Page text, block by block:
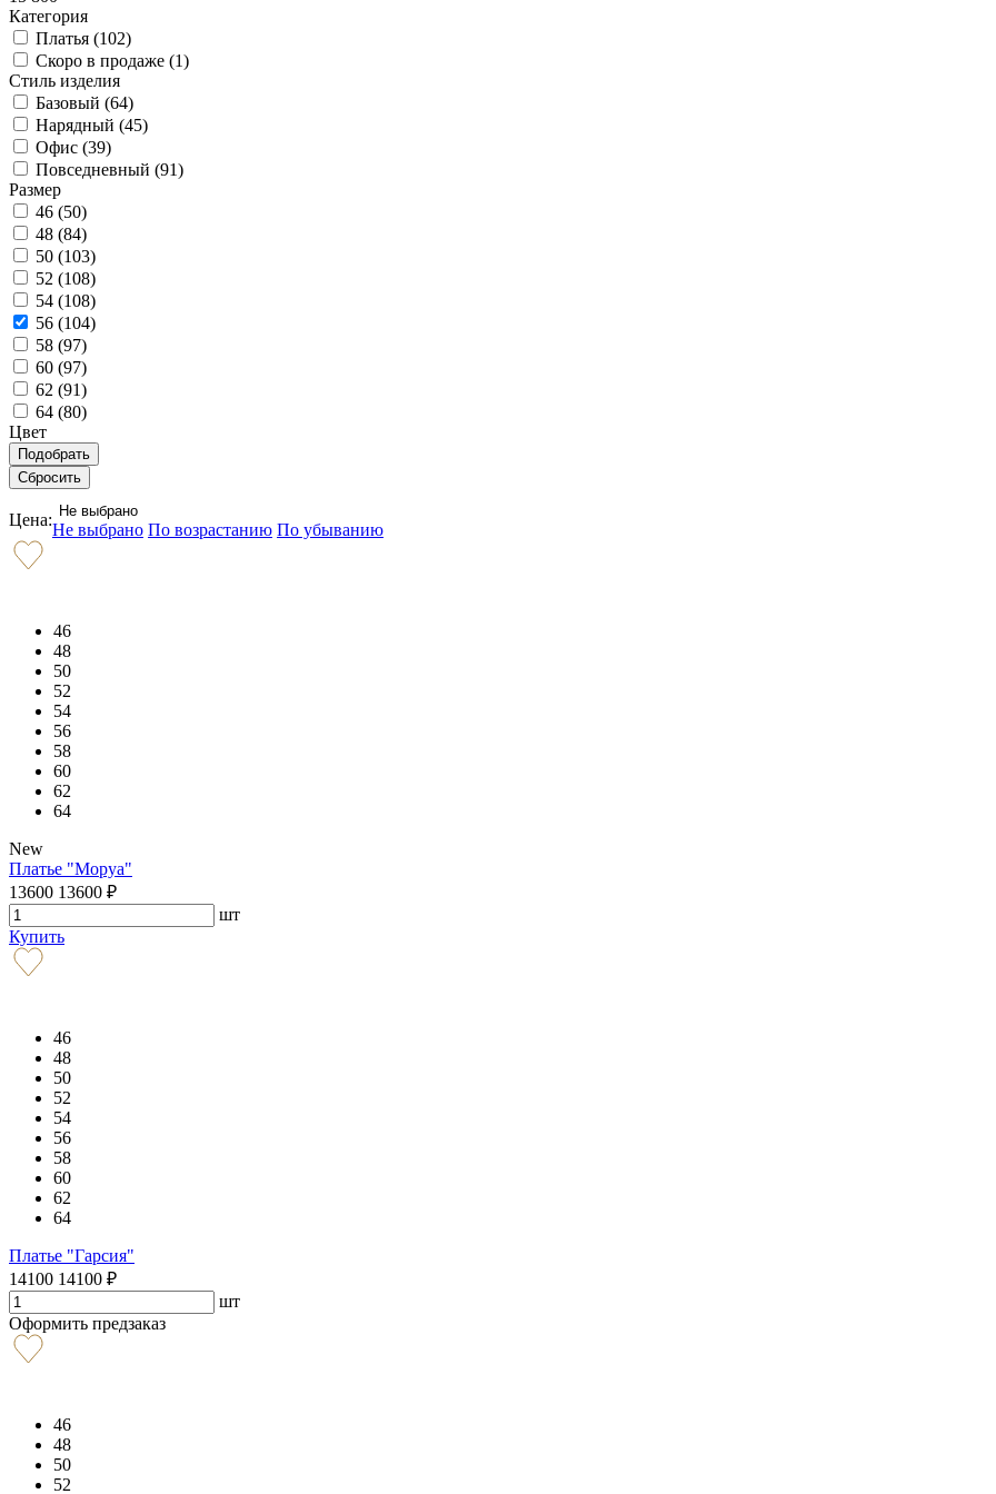
Категория
Платья (102)
Скоро в продаже (1)
Стиль изделия
Базовый (64)
Нарядный (45)
Офис (39)
Повседневный (91)
Размер
46 (50)
48 (84)
50 (103)
52 (108)
54 (108)
56 (104)
58 (97)
60 (97)
62 (91)
64 (80)
Цвет
Цена: Не выбрано
Не выбрано По возрастанию По убыванию
46
48
50
52
54
56
58
60
62
64
New
Платье "Моруа"
13600 13600 ₽
шт
Купить
46
48
50
52
54
56
58
60
62
64
Платье "Гарсия"
14100 14100 ₽
шт
Оформить предзаказ
46
48
50
52